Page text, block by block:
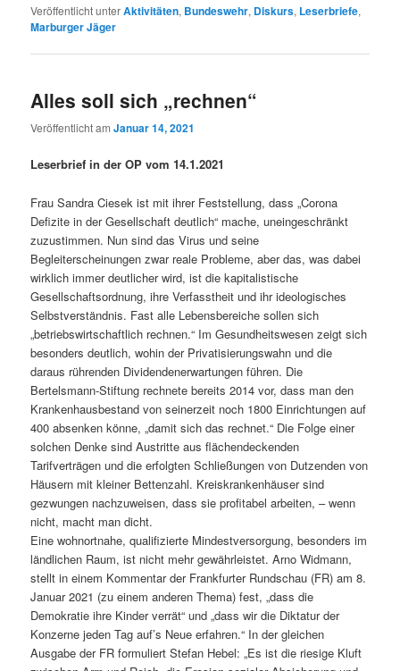
Veröffentlicht unterAktivitäten, Bundeswehr, Diskurs, Leserbriefe,
Marburger Jäger
Alles soll sich „rechnen“
Veröffentlicht amJanuar 14, 2021
Leserbrief in der OP vom 14.1.2021
Frau Sandra Ciesek ist mit ihrer Feststellung, dass „Corona
Defizite in der Gesellschaft deutlich“ mache, uneingeschränkt
zuzustimmen. Nun sind das Virus und seine
Begleiterscheinungen zwar reale Probleme, aber das, was dabei
wirklich immer deutlicher wird, ist die kapitalistische
Gesellschaftsordnung, ihre Verfasstheit und ihr ideologisches
Selbstverständnis. Fast alle Lebensbereiche sollen sich
„betriebswirtschaftlich rechnen.“ Im Gesundheitswesen zeigt sich
besonders deutlich, wohin der Privatisierungswahn und die
daraus rührenden Dividendenerwartungen führen. Die
Bertelsmann-Stiftung rechnete bereits 2014 vor, dass man den
Krankenhausbestand von seinerzeit noch 1800 Einrichtungen auf
400 absenken könne, „damit sich das rechnet.“ Die Folge einer
solchen Denke sind Austritte aus flächendeckenden
Tarifverträgen und die erfolgten Schließungen von Dutzenden von
Häusern mit kleiner Bettenzahl. Kreiskrankenhäuser sind
gezwungen nachzuweisen, dass sie profitabel arbeiten, – wenn
nicht, macht man dicht.
Eine wohnortnahe, qualifizierte Mindestversorgung, besonders im
ländlichen Raum, ist nicht mehr gewährleistet. Arno Widmann,
stellt in einem Kommentar der Frankfurter Rundschau (FR) am 8.
Januar 2021 (zu einem anderen Thema) fest, „dass die
Demokratie ihre Kinder verrät“ und „dass wir die Diktatur der
Konzerne jeden Tag auf’s Neue erfahren.“ In der gleichen
Ausgabe der FR formuliert Stefan Hebel: „Es ist die riesige Kluft